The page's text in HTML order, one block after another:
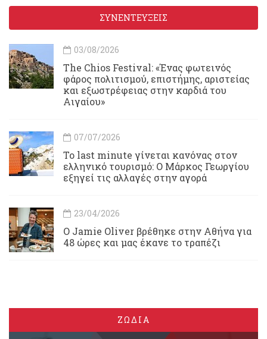
ΣΥΝΕΝΤΕΥΞΕΙΣ
03/08/2026
Τhe Chios Festival: «Ένας φωτεινός
φάρος πολιτισμού, επιστήμης, αριστείας
και εξωστρέφειας στην καρδιά του
Αιγαίου»
07/07/2026
Το last minute γίνεται κανόνας στον
ελληνικό τουρισμό: Ο Μάρκος Γεωργίου
εξηγεί τις αλλαγές στην αγορά
23/04/2026
Ο Jamie Oliver βρέθηκε στην Αθήνα για
48 ώρες και μας έκανε το τραπέζι
ΖΩΔΙΑ